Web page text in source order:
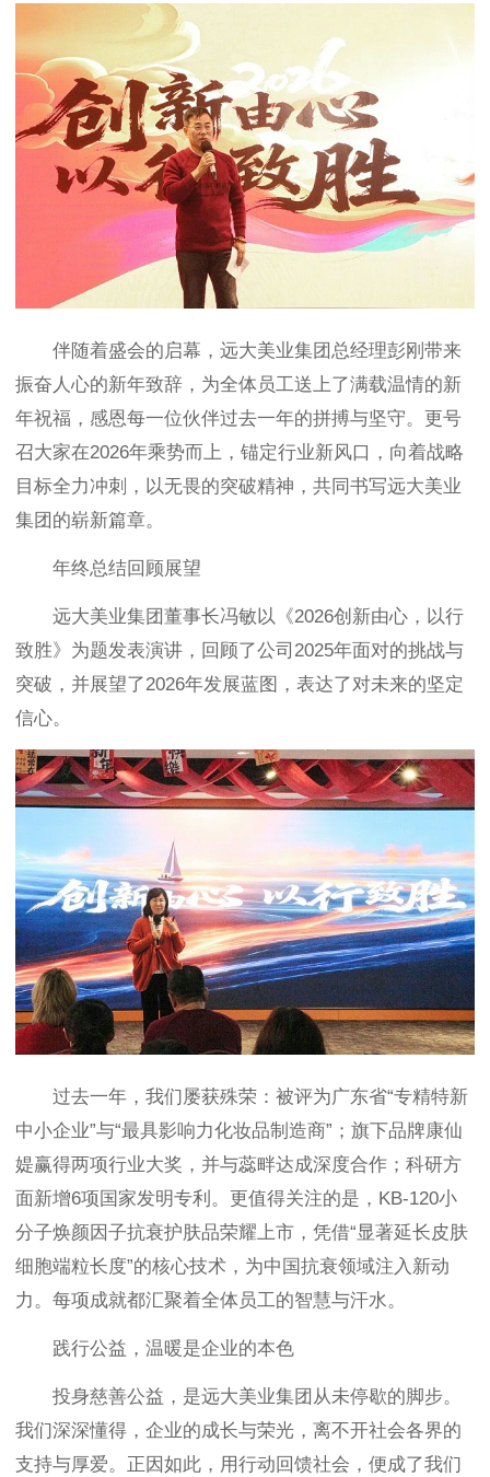
伴随着盛会的启幕，远大美业集团总经理彭刚带来
振奋人心的新年致辞，为全体员工送上了满载温情的新
年祝福，感恩每一位伙伴过去一年的拼搏与坚守。更号
召大家在2026年乘势而上，锚定行业新风口，向着战略
目标全力冲刺，以无畏的突破精神，共同书写远大美业
集团的崭新篇章。
年终总结回顾展望
远大美业集团董事长冯敏以《2026创新由心，以行
致胜》为题发表演讲，回顾了公司2025年面对的挑战与
突破，并展望了2026年发展蓝图，表达了对未来的坚定
信心。
过去一年，我们屡获殊荣：被评为广东省“专精特新
中小企业”与“最具影响力化妆品制造商”；旗下品牌康仙
媞赢得两项行业大奖，并与蕊畔达成深度合作；科研方
面新增6项国家发明专利。更值得关注的是，KB-120小
分子焕颜因子抗衰护肤品荣耀上市，凭借“显著延长皮肤
细胞端粒长度”的核心技术，为中国抗衰领域注入新动
力。每项成就都汇聚着全体员工的智慧与汗水。
践行公益，温暖是企业的本色
投身慈善公益，是远大美业集团从未停歇的脚步。
我们深深懂得，企业的成长与荣光，离不开社会各界的
支持与厚爱。正因如此，用行动回馈社会，便成了我们